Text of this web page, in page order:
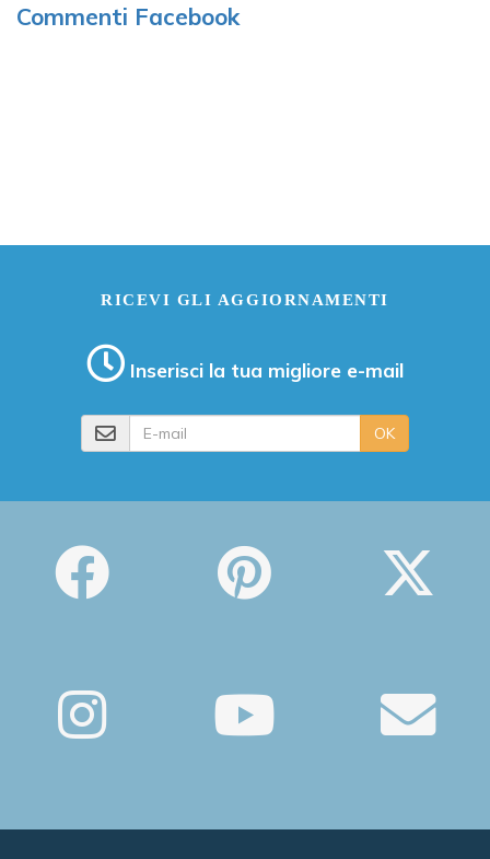
Commenti Facebook
RICEVI GLI AGGIORNAMENTI
Inserisci la tua migliore e-mail
OK